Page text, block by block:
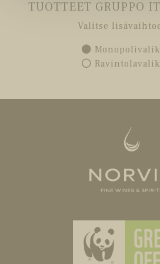
TUOTTEET GRUPPO
Valitse